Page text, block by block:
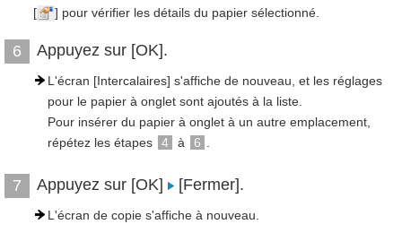
[
] pour vérifier les détails du papier sélectionné.
6 Appuyez sur [OK].
L'écran [Intercalaires] s'affiche de nouveau, et les réglages
pour le papier à onglet sont ajoutés à la liste.
Pour insérer du papier à onglet à un autre emplacement,
répétez les étapes
4 à 6
7 Appuyez sur [OK] [Fermer].
L'écran de copie s'affiche à nouveau.